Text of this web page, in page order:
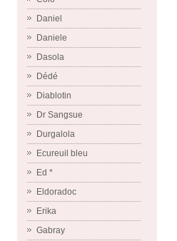
Daniel
Daniele
Dasola
Dédé
Diablotin
Dr Sangsue
Durgalola
Ecureuil bleu
Ed *
Eldoradoc
Erika
Gabray